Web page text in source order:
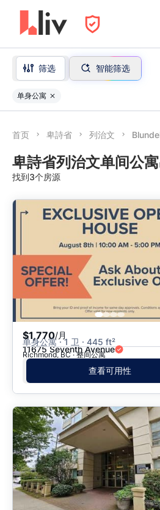
筛选 智能筛选
单身公寓
首页 卑詩省 列治文
卑詩省列治文单间公
找到3个房源
$1,770/月
单身公寓 · 1 卫 · 445 ft²
11675 Seventh Avenue
Richmond, BC · 整间公寓
查看可用性